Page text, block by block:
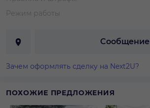
Режим работы
Сообщение
Зачем оформлять сделку на Next2U?
ПОХОЖИЕ ПРЕДЛОЖЕНИЯ